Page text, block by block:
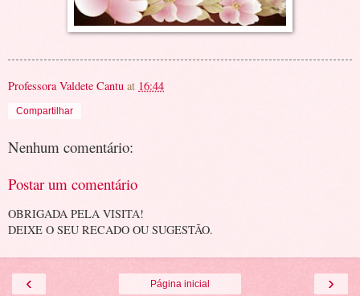
Professora Valdete Cantu at 16:44
Compartilhar
Nenhum comentário:
Postar um comentário
OBRIGADA PELA VISITA!
DEIXE O SEU RECADO OU SUGESTÃO.
‹ ›
Página inicial